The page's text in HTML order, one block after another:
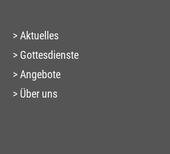
Aktuelles
Gottesdienste
Angebote
Über uns